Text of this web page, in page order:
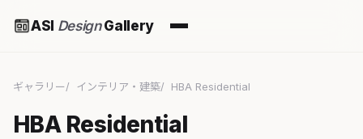
ASI DesignGallery
ギャラリー インテリア・建築 HBA Residential
HBA Residential